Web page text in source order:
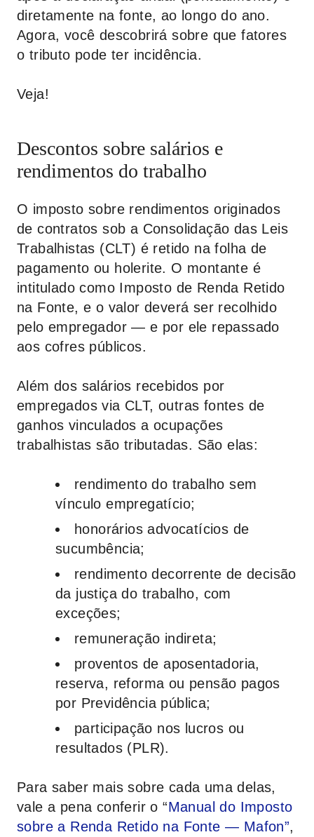
diretamente na fonte, ao longo do ano.
Agora, você descobrirá sobre que fatores
o tributo pode ter incidência.
Veja!
Descontos sobre salários e
rendimentos do trabalho
O imposto sobre rendimentos originados
de contratos sob a Consolidação das Leis
Trabalhistas (CLT) é retido na folha de
pagamento ou holerite. O montante é
intitulado como Imposto de Renda Retido
na Fonte, e o valor deverá ser recolhido
pelo empregador — e por ele repassado
aos cofres públicos.
Além dos salários recebidos por
empregados via CLT, outras fontes de
ganhos vinculados a ocupações
trabalhistas são tributadas. São elas:
rendimento do trabalho sem
vínculo empregatício;
honorários advocatícios de
sucumbência;
rendimento decorrente de decisão
da justiça do trabalho, com
exceções;
remuneração indireta;
proventos de aposentadoria,
reserva, reforma ou pensão pagos
por Previdência pública;
participação nos lucros ou
resultados (PLR).
Para saber mais sobre cada uma delas,
vale a pena conferir o “Manual do Imposto
sobre a Renda Retido na Fonte — Mafon”,